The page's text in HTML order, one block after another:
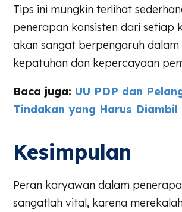
Tips ini mungkin terlihat
penerapan konsisten dari setiap
akan sangat berpengaruh dalam
kepatuhan dan kepercayaan
Baca juga: UU PDP dan
Tindakan yang Harus Diambil
Kesimpulan
Peran karyawan dalam
sangatlah vital, karena